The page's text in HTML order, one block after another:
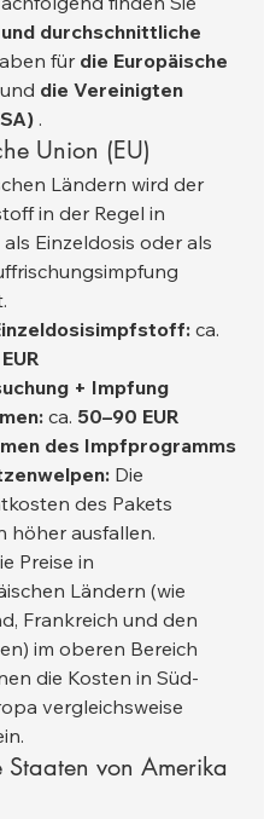
durchschnittliche
für die Europäische
und die Vereinigten
.
Union (EU)
Ländern wird der
in der Regel in
Einzeldosis oder als
ca.
+ Impfung
ca. 50–90 EUR
des Impfprogramms
Die
des Pakets
höher ausfallen.
Preise in
Ländern (wie
Frankreich und den
im oberen Bereich
die Kosten in Süd-
vergleichsweise
Staaten von Amerika